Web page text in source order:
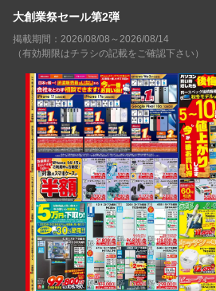
大創業祭セール第2弾
掲載期間：2026/08/08～2026/08/14
（有効期限はチラシの記載をご確認下さい）